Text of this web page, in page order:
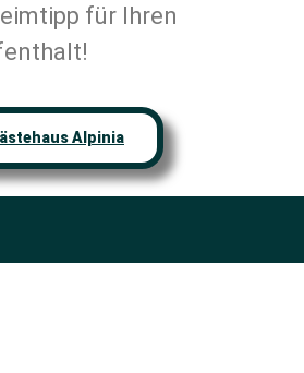
für Ihren
Alpinia